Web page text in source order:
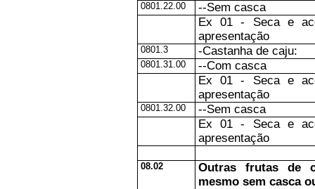
0801.22.00
--Sem casca
Ex 01 - Seca e
apresentação
0801.3 -Castanha de caju:
0801.31.00
--Com casca
Ex 01 - Seca e
apresentação
0801.32.00
--Sem casca
Ex 01 - Seca e
apresentação
08.02
Outras frutas de
mesmo sem casca